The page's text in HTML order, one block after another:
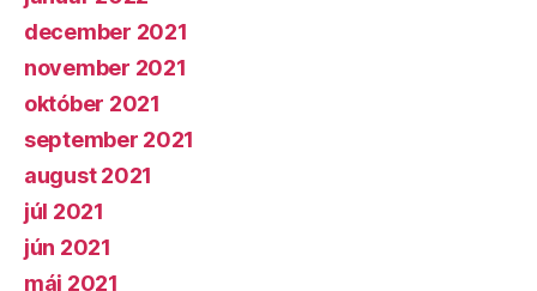
december 2021
november 2021
október 2021
september 2021
august 2021
júl 2021
jún 2021
máj 2021